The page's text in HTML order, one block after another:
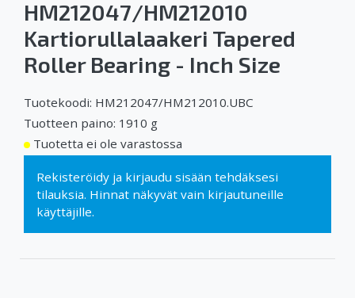
HM212047/HM212010
Kartiorullalaakeri Tapered
Roller Bearing - Inch Size
Tuotekoodi: HM212047/HM212010.UBC
Tuotteen paino: 1910 g
Tuotetta ei ole varastossa
Rekisteröidy ja kirjaudu sisään tehdäksesi
tilauksia. Hinnat näkyvät vain kirjautuneille
käyttäjille.